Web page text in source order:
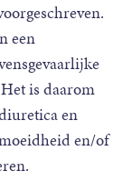
een
is daarom
en
en/of